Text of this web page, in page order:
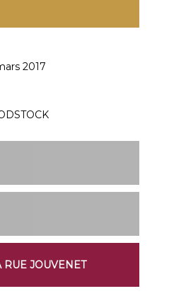
2017
RUE JOUVENET